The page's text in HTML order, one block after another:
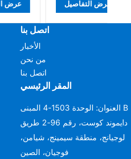
عرض التفاصيل
اتصل بنا
الأخبار
من نحن
اتصل بنا
المقر الرئيسي
العنوان: الوحدة 1503-4 المبنى B
دايموند كوست، رقم 96-2 طريق
لوجيانج، منطقة سيمينج، شيامن،
فوجيان، الصين